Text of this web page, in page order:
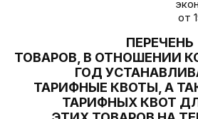
от
ПЕРЕЧЕНЬ
ТОВАРОВ, В ОТНОШЕНИИ
ГОД
ТАРИФНЫЕ КВОТЫ, А
ТАРИФНЫХ КВОТ